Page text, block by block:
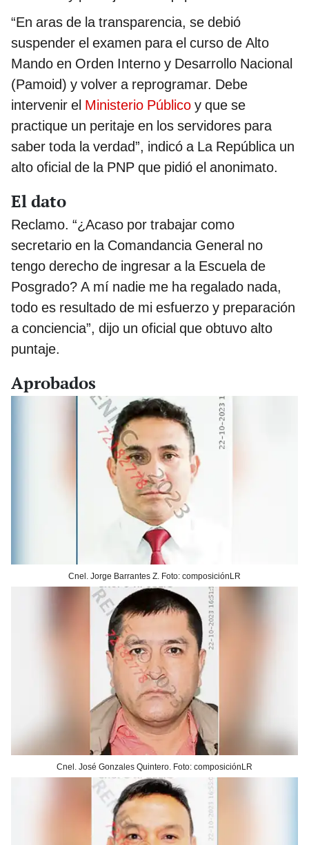
“En aras de la transparencia, se debió
suspender el examen para el curso de Alto
Mando en Orden Interno y Desarrollo Nacional
(Pamoid) y volver a reprogramar. Debe
intervenir el Ministerio Público y que se
practique un peritaje en los servidores para
saber toda la verdad”, indicó a La República un
alto oficial de la PNP que pidió el anonimato.
El dato
Reclamo. “¿Acaso por trabajar como
secretario en la Comandancia General no
tengo derecho de ingresar a la Escuela de
Posgrado? A mí nadie me ha regalado nada,
todo es resultado de mi esfuerzo y preparación
a conciencia”, dijo un oficial que obtuvo alto
puntaje.
Aprobados
Cnel. Jorge Barrantes Z. Foto: composiciónLR
Cnel. José Gonzales Quintero. Foto: composiciónLR